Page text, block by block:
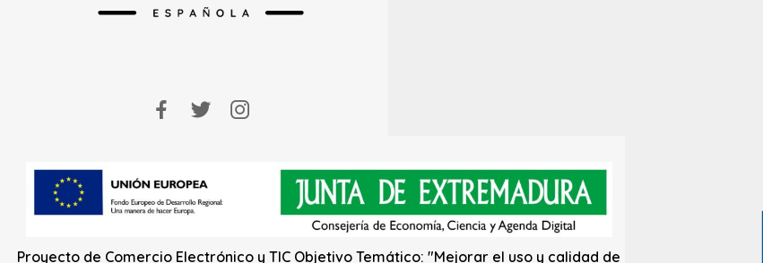
Proyecto de Comercio Electrónico y TIC Objetivo Temático: "Mejorar el uso y calidad de